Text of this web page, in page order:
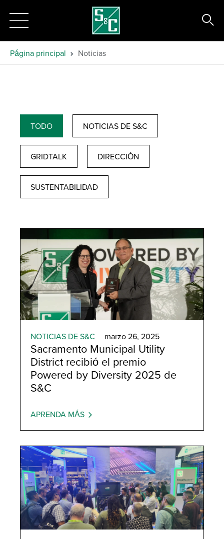
Página principal Noticias
TODO NOTICIAS DE S&C
GRIDTALK DIRECCIÓN
SUSTENTABILIDAD
NOTICIAS DE S&C marzo 26, 2025
Sacramento Municipal Utility
District recibió el premio
Powered by Diversity 2025 de
S&C
APRENDA MÁS